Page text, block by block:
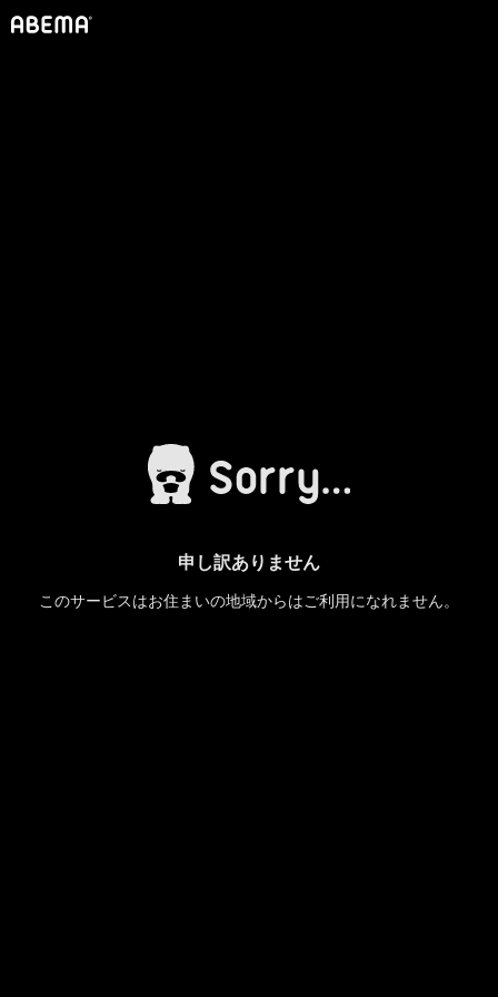
申し訳ありません
このサービスはお住まいの地域からはご利用になれません。